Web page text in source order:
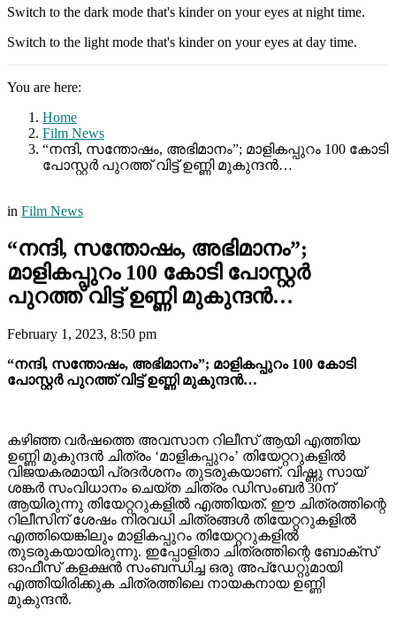
Switch to the dark mode that's kinder on your eyes at night time.
Switch to the light mode that's kinder on your eyes at day time.
You are here:
Home
Film News
“നന്ദി, സന്തോഷം, അഭിമാനം”; മാളികപ്പുറം 100 കോടി
പോസ്റ്റർ പുറത്ത് വിട്ട് ഉണ്ണി മുകുന്ദൻ…
in Film News
“നന്ദി, സന്തോഷം, അഭിമാനം”;
മാളികപ്പുറം 100 കോടി പോസ്റ്റർ
പുറത്ത് വിട്ട് ഉണ്ണി മുകുന്ദൻ…
February 1, 2023, 8:50 pm
“നന്ദി, സന്തോഷം, അഭിമാനം”; മാളികപ്പുറം 100 കോടി
പോസ്റ്റർ പുറത്ത് വിട്ട് ഉണ്ണി മുകുന്ദൻ…
കഴിഞ്ഞ വർഷത്തെ അവസാന റിലീസ് ആയി എത്തിയ
ഉണ്ണി മുകുന്ദൻ ചിത്രം ‘മാളികപ്പുറം’ തിയേറ്ററുകളിൽ
വിജയകരമായി പ്രദർശനം തുടരുകയാണ്. വിഷ്ണു സായ്
ശങ്കർ സംവിധാനം ചെയ്ത ചിത്രം ഡിസംബർ 30ന്
ആയിരുന്നു തിയേറ്ററുകളിൽ എത്തിയത്. ഈ ചിത്രത്തിന്റെ
റിലീസിന് ശേഷം നിരവധി ചിത്രങ്ങൾ തിയേറ്ററുകളിൽ
എത്തിയെങ്കിലും മാളികപ്പുറം തിയേറ്ററുകളിൽ
തുടരുകയായിരുന്നു. ഇപ്പോളിതാ ചിത്രത്തിന്റെ ബോക്‌സ്
ഓഫീസ് കളക്ഷൻ സംബന്ധിച്ച ഒരു അപ്‌ഡേറ്റുമായി
എത്തിയിരിക്കുക ചിത്രത്തിലെ നായകനായ ഉണ്ണി
മുകുന്ദൻ.